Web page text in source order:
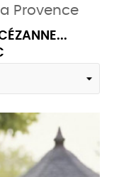
la Provence